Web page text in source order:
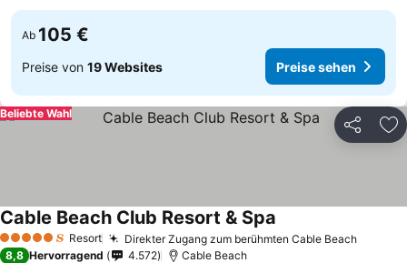
Ab 105 €
Preise von 19 Websites Preise sehen
Teilen
Beliebte Wahl
5 Sterne Resort Direkter Zugang zum berühmten Cable Beach
Cable Beach Club Resort & Spa
8,8 Hervorragend 4.572 Cable Beach